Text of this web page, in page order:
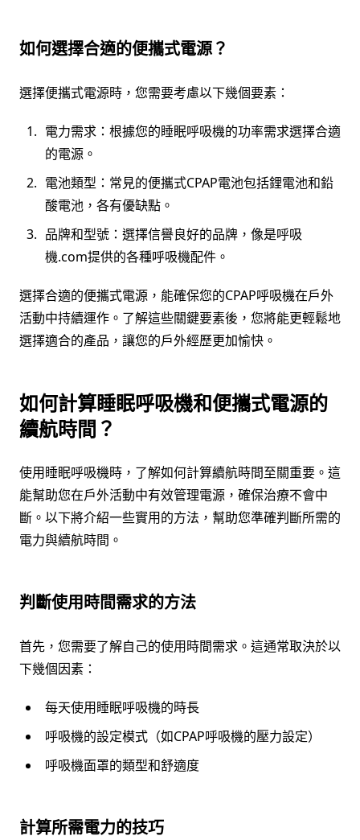
如何選擇合適的便攜式電源？
選擇便攜式電源時，您需要考慮以下幾個要素：
電力需求：根據您的睡眠呼吸機的功率需求選擇合適
的電源。
電池類型：常見的便攜式CPAP電池包括鋰電池和鉛
酸電池，各有優缺點。
品牌和型號：選擇信譽良好的品牌，像是呼吸
機.com提供的各種呼吸機配件。
選擇合適的便攜式電源，能確保您的CPAP呼吸機在戶外
活動中持續運作。了解這些關鍵要素後，您將能更輕鬆地
選擇適合的產品，讓您的戶外經歷更加愉快。
如何計算睡眠呼吸機和便攜式電源的
續航時間？
使用睡眠呼吸機時，了解如何計算續航時間至關重要。這
能幫助您在戶外活動中有效管理電源，確保治療不會中
斷。以下將介紹一些實用的方法，幫助您準確判斷所需的
電力與續航時間。
判斷使用時間需求的方法
首先，您需要了解自己的使用時間需求。這通常取決於以
下幾個因素：
每天使用睡眠呼吸機的時長
呼吸機的設定模式（如CPAP呼吸機的壓力設定）
呼吸機面罩的類型和舒適度
計算所需電力的技巧